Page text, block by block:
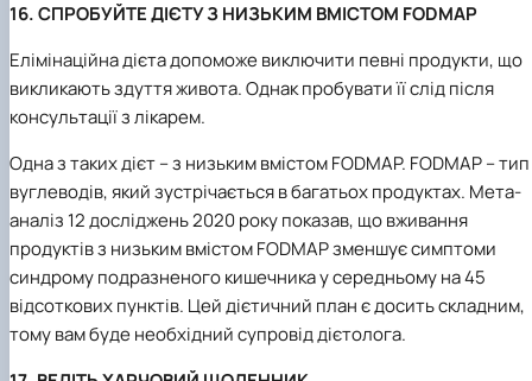
16. СПРОБУЙТЕ ДІЄТУ З НИЗЬКИМ ВМІСТОМ FODMAP
Елімінаційна дієта допоможе виключити певні продукти, що
викликають здуття живота. Однак пробувати її слід після
консультації з лікарем.
Одна з таких дієт – з низьким вмістом FODMAP. FODMAP – тип
вуглеводів, який зустрічається в багатьох продуктах. Мета-
аналіз 12 досліджень 2020 року показав, що вживання
продуктів з низьким вмістом FODMAP зменшує симптоми
синдрому подразненого кишечника у середньому на 45
відсоткових пунктів. Цей дієтичний план є досить складним,
тому вам буде необхідний супровід дієтолога.